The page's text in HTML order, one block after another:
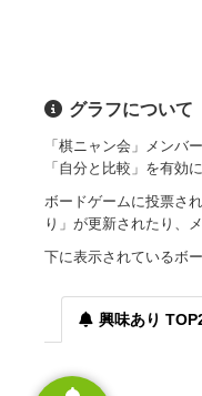
グラフについて
「棋ニャン会」メンバ
「自分と比較」を有効
ボードゲームに投票さ
り」が更新されたり、
下に表示されているボ
興味あり